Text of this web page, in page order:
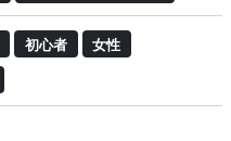
初心者 女性